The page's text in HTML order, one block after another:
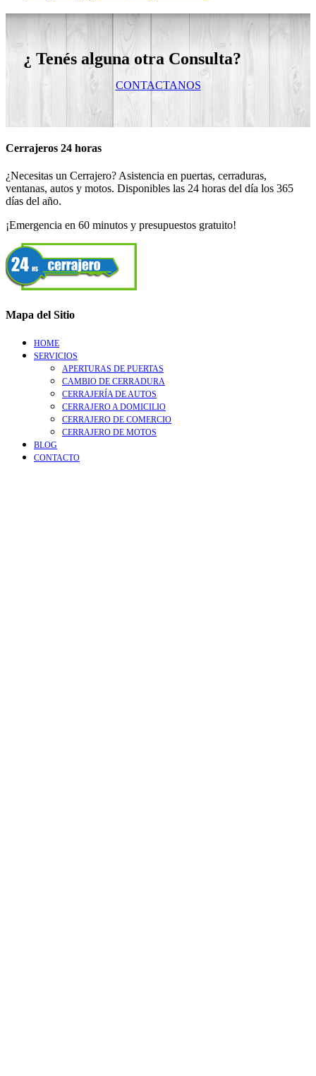
¿ Tenés alguna otra Consulta?
CONTACTANOS
Cerrajeros 24 horas
¿Necesitas un Cerrajero? Asistencia en puertas, cerraduras,
ventanas, autos y motos. Disponibles las 24 horas del día los 365
días del año.
¡Emergencia en 60 minutos y presupuestos gratuito!
Mapa del Sitio
HOME
SERVICIOS
APERTURAS DE PUERTAS
CAMBIO DE CERRADURA
CERRAJERÍA DE AUTOS
CERRAJERO A DOMICILIO
CERRAJERO DE COMERCIO
CERRAJERO DE MOTOS
BLOG
CONTACTO